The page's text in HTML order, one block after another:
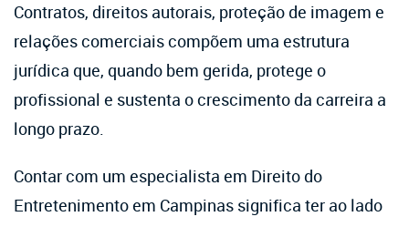
Contratos, direitos autorais, proteção de imagem e
relações comerciais compõem uma estrutura
jurídica que, quando bem gerida, protege o
profissional e sustenta o crescimento da carreira a
longo prazo.
Contar com um especialista em Direito do
Entretenimento em Campinas significa ter ao lado